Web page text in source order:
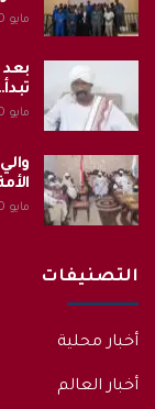
مايو 30, 2026
مايو 30, 2026
مايو 30, 2026
التصنيفات
أخبار محلية
أخبار العالم